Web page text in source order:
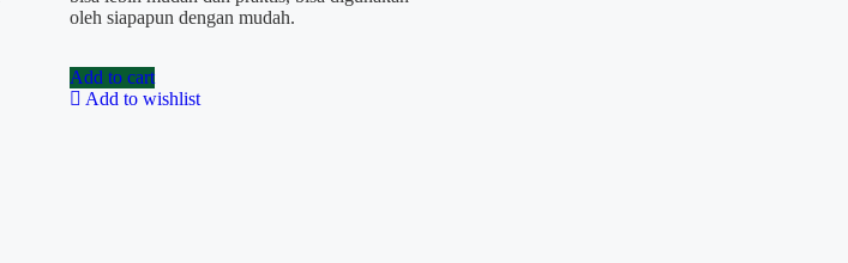
oleh siapapun dengan mudah.
Add to cart
Add to wishlist